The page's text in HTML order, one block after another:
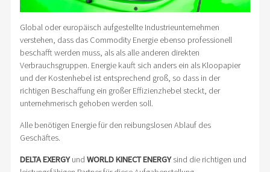
Global oder europäisch aufgestellte Industrieunternehmen
verstehen, dass das Commodity Energie ebenso professionell
beschafft werden muss, als als alle anderen direkten
Verbrauchsgruppen. Energie kauft sich anders ein als Kloopapier
und der Kostenhebel ist entsprechend groß, so dass in der
richtigen Beschaffung ein großer Effizienzhebel steckt, der
unternehmerisch gehoben werden soll.
Alle benötigen Energie für den reibungslosen Ablauf des
Geschäftes.
DELTA EXERGYund WORLD KINECT ENERGYsind die richtigen und